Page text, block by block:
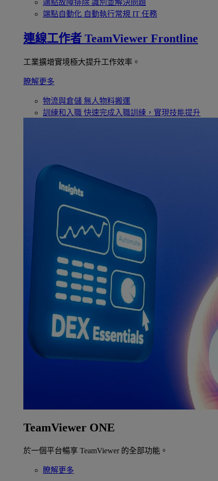
端點故障排除 識別並解決問題
端點自動化 自動執行常規 IT 任務
連線工作者 TeamViewer Frontline
工業擴增實境極大提升工作效率。
瞭解更多
物流與倉儲 無人物料搬運
訓練和入職 快速完成入職訓練，實現技能提升
TeamViewer ONE
於一個平台暢享 TeamViewer 的全部功能。
瞭解更多